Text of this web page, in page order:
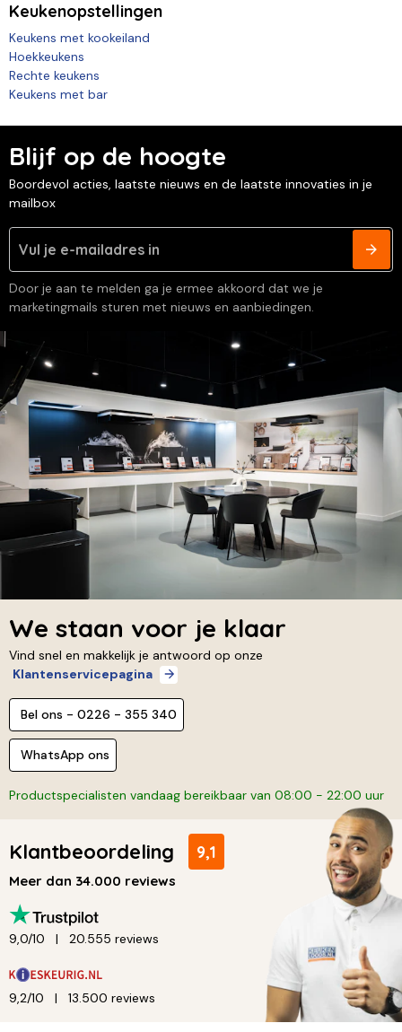
Keukenopstellingen
Keukens met kookeiland
Hoekkeukens
Rechte keukens
Keukens met bar
Blijf op de hoogte
Boordevol acties, laatste nieuws en de laatste innovaties in je
mailbox
Door je aan te melden ga je ermee akkoord dat we je
marketingmails sturen met nieuws en aanbiedingen.
We staan voor je klaar
Vind snel en makkelijk je antwoord op onze
Klantenservicepagina
Bel ons - 0226 - 355 340
WhatsApp ons
Productspecialisten vandaag bereikbaar van 08:00 - 22:00 uur
Klantbeoordeling 9,1
Meer dan 34.000 reviews
9,0/10 20.555 reviews
9,2/10 13.500 reviews